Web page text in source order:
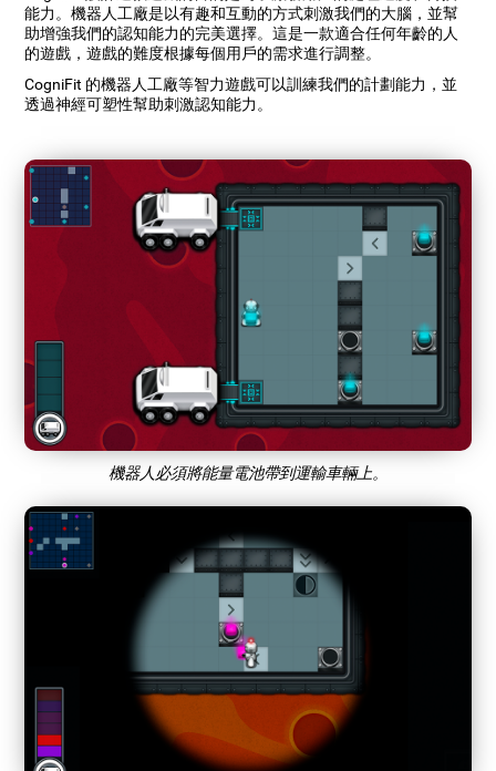
能力。機器人工廠是以有趣和互動的方式刺激我們的大腦，並幫
助增強我們的認知能力的完美選擇。這是一款適合任何年齡的人
的遊戲，遊戲的難度根據每個用戶的需求進行調整。
CogniFit 的機器人工廠等智力遊戲可以訓練我們的計劃能力，並
透過神經可塑性幫助刺激認知能力。
機器人必須將能量電池帶到運輸車輛上。